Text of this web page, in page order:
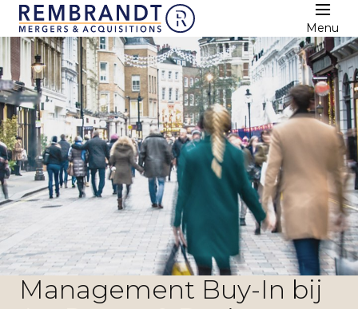
Menu
Management Buy-In bij